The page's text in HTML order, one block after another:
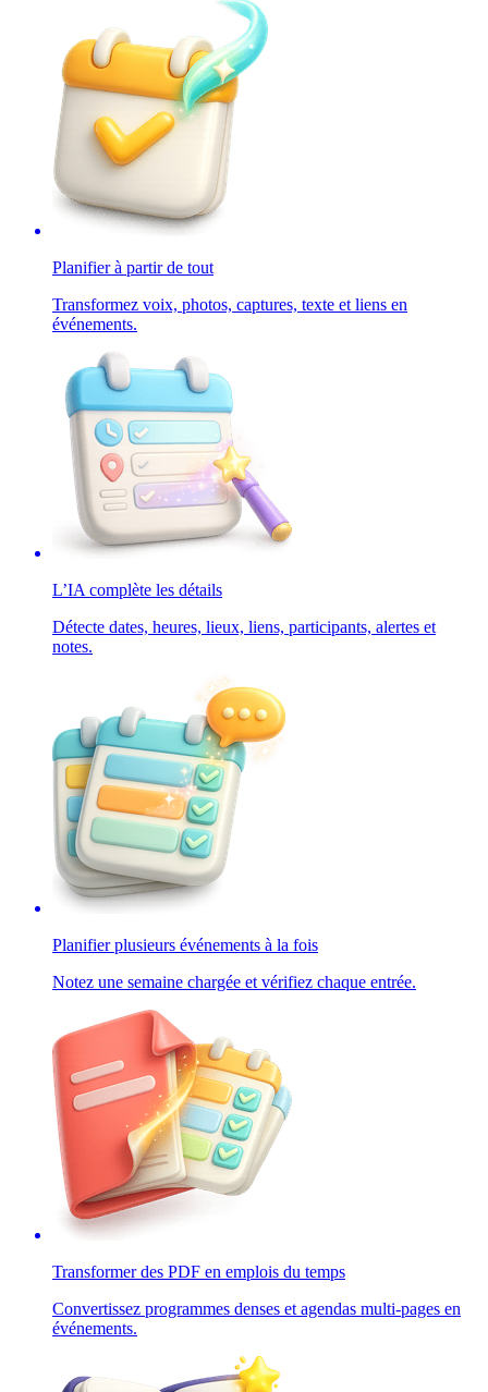
Planifier à partir de tout
Transformez voix, photos, captures, texte et liens en
événements.
L’IA complète les détails
Détecte dates, heures, lieux, liens, participants, alertes et
notes.
Planifier plusieurs événements à la fois
Notez une semaine chargée et vérifiez chaque entrée.
Transformer des PDF en emplois du temps
Convertissez programmes denses et agendas multi-pages en
événements.